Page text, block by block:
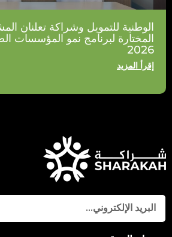
المختارة لبرنامج نمو المؤسسات
2026
إقرأ المزيد